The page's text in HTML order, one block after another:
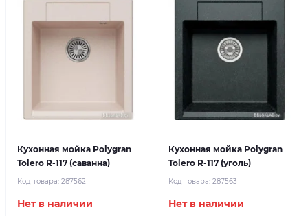
Кухонная мойка Polygran
Tolero R-117 (саванна)
Код товара: 287562
Нет в наличии
Кухонная мойка Polygran
Tolero R-117 (уголь)
Код товара: 287563
Нет в наличии